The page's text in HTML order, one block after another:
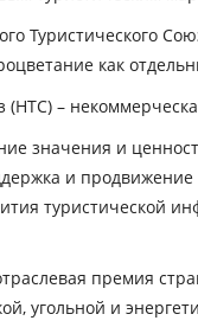
Туристического
как
–
значения и
и
туристической
премия
угольной и